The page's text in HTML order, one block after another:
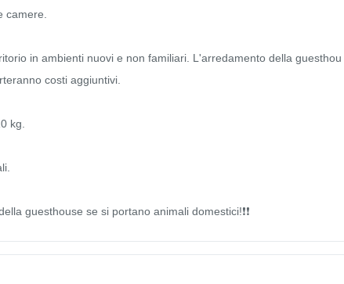
camere.
in ambienti nuovi e non familiari. L'arredamento della guesthou
costi aggiuntivi.
kg.
guesthouse se si portano animali domestici!❗️❗️